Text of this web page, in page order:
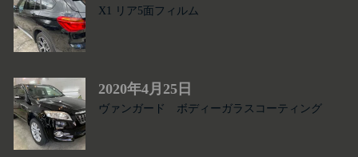
X1 リア5面フィルム
2020年4月25日
ヴァンガード ボディーガラスコーティング